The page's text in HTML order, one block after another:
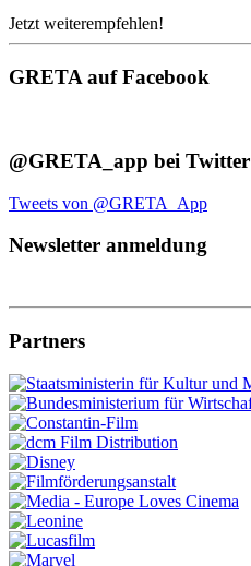
Jetzt weiterempfehlen!
GRETA auf Facebook
@GRETA_app bei Twitter
Tweets von @GRETA_App
Newsletter anmeldung
Partners